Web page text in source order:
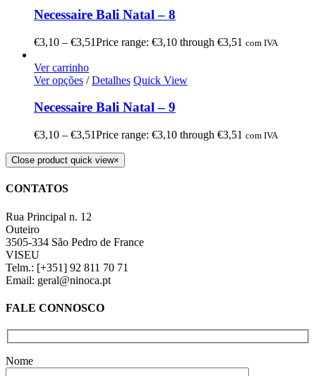
Necessaire Bali Natal – 8
€3,10 – €3,51Price range: €3,10 through €3,51 com IVA
Ver carrinho
Ver opções / Detalhes Quick View
Necessaire Bali Natal – 9
€3,10 – €3,51Price range: €3,10 through €3,51 com IVA
Close product quick view×
CONTATOS
Rua Principal n. 12
Outeiro
3505-334 São Pedro de France
VISEU
Telm.: [+351] 92 811 70 71
Email: geral@ninoca.pt
FALE CONNOSCO
Nome